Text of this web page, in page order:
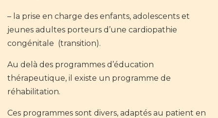
– la prise en charge des enfants, adolescents et
jeunes adultes porteurs d’une cardiopathie
congénitale (transition).
Au delà des programmes d’éducation
thérapeutique, il existe un programme de
réhabilitation.
Ces programmes sont divers, adaptés au patient en